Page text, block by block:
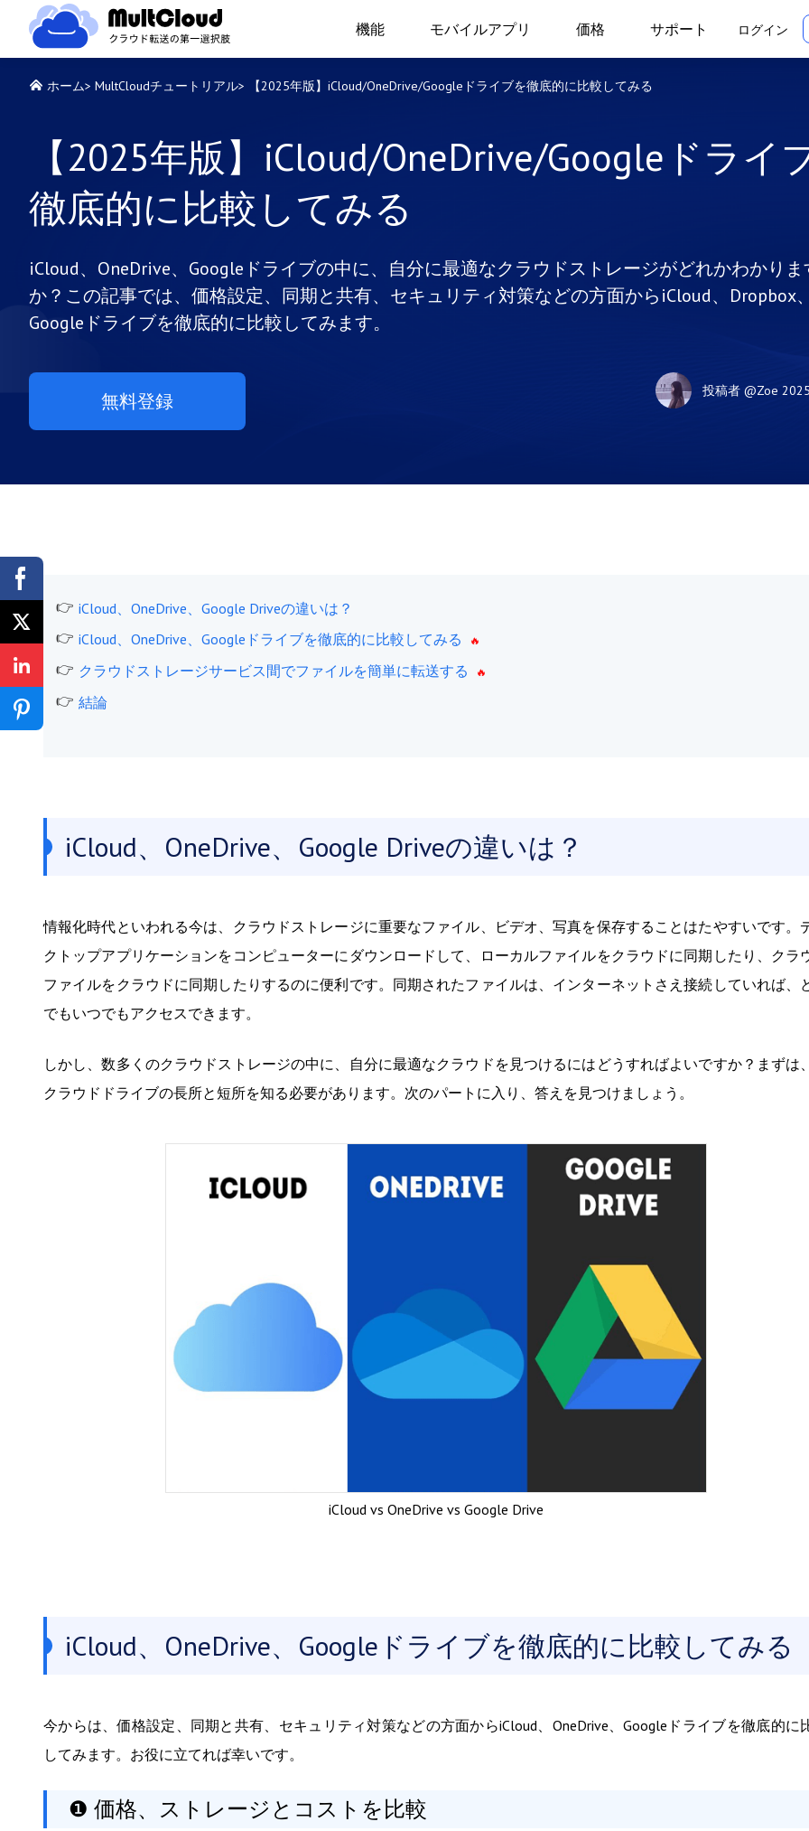
機能 モバイルアプリ 価格 サポート ログイン
ホーム> MultCloudチュートリアル> 【2025年版】iCloud/OneDrive/Googleドライブを徹底的に比較してみる
【2025年版】iCloud/OneDrive/Googleドライ
徹底的に比較してみる
iCloud、OneDrive、Googleドライブの中に、自分に最適なクラウドストレージがどれかわかりま
か？この記事では、価格設定、同期と共有、セキュリティ対策などの方面からiCloud、Dropbox、
Googleドライブを徹底的に比較してみます。
無料登録 投稿者 @Zoe
iCloud、OneDrive、Google Driveの違いは？
iCloud、OneDrive、Googleドライブを徹底的に比較してみる
クラウドストレージサービス間でファイルを簡単に転送する
結論
iCloud、OneDrive、Google Driveの違いは？
情報化時代といわれる今は、クラウドストレージに重要なファイル、ビデオ、写真を保存することはたやすいです。
クトップアプリケーションをコンピューターにダウンロードして、ローカルファイルをクラウドに同期したり、クラ
ファイルをクラウドに同期したりするのに便利です。同期されたファイルは、インターネットさえ接続していれば、
でもいつでもアクセスできます。
しかし、数多くのクラウドストレージの中に、自分に最適なクラウドを見つけるにはどうすればよいですか？まずは
クラウドドライブの長所と短所を知る必要があります。次のパートに入り、答えを見つけましょう。
iCloud vs OneDrive vs Google Drive
iCloud、OneDrive、Googleドライブを徹底的に比較してみる
今からは、価格設定、同期と共有、セキュリティ対策などの方面からiCloud、OneDrive、Googleドライブを徹底的に
してみます。お役に立てれば幸いです。
❶ 価格、ストレージとコストを比較